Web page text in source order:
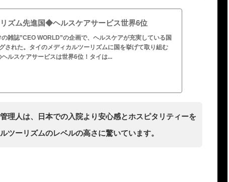
ズム先進国◆ヘルスケアサービス世界6位
雑誌”CEO WORLD”の企画で、ヘルスケアが充実している国
された。タイのメディカルツーリズムに国を挙げて取り組む
ルスケアサービスは世界6位！タイは...
理人は、日本での入院より安心感とホスピタリティーを
ツーリズムのレベルの高さに驚いています。